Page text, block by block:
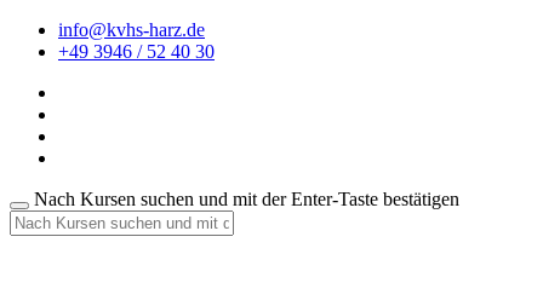
info@kvhs-harz.de
+49 3946 / 52 40 30
Nach Kursen suchen und mit der Enter-Taste bestätigen